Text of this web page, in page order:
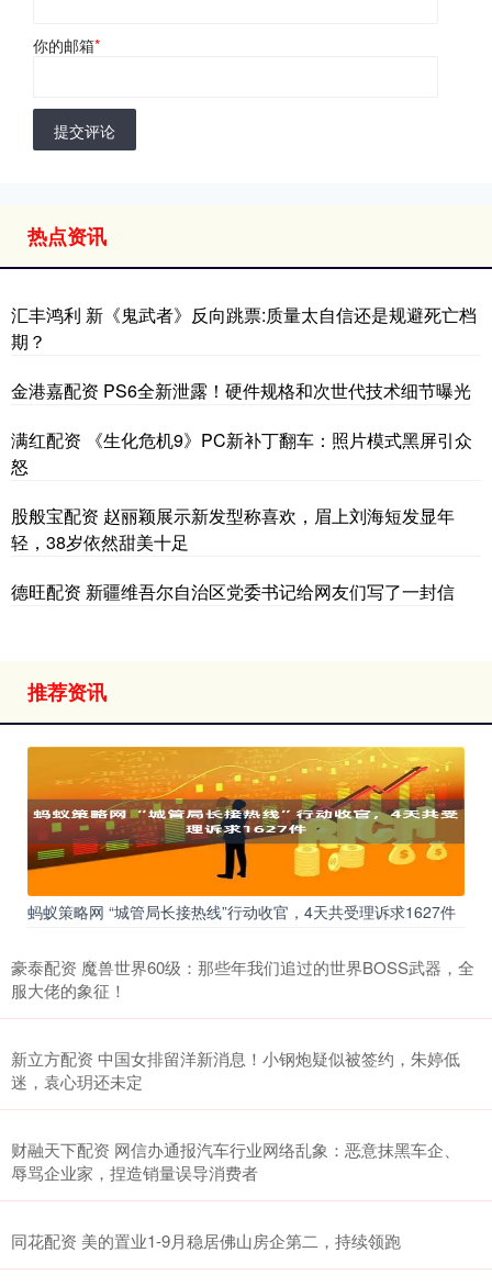
你的邮箱*
提交评论
热点资讯
汇丰鸿利 新《鬼武者》反向跳票:质量太自信还是规避死亡档
期？
金港嘉配资 PS6全新泄露！硬件规格和次世代技术细节曝光
满红配资 《生化危机9》PC新补丁翻车：照片模式黑屏引众
怒
股般宝配资 赵丽颖展示新发型称喜欢，眉上刘海短发显年
轻，38岁依然甜美十足
德旺配资 新疆维吾尔自治区党委书记给网友们写了一封信
推荐资讯
蚂蚁策略网 “城管局长接热线”行动收官，4天共受理诉求1627件
豪泰配资 魔兽世界60级：那些年我们追过的世界BOSS武器，全
服大佬的象征！
新立方配资 中国女排留洋新消息！小钢炮疑似被签约，朱婷低
迷，袁心玥还未定
财融天下配资 网信办通报汽车行业网络乱象：恶意抹黑车企、
辱骂企业家，捏造销量误导消费者
同花配资 美的置业1-9月稳居佛山房企第二，持续领跑